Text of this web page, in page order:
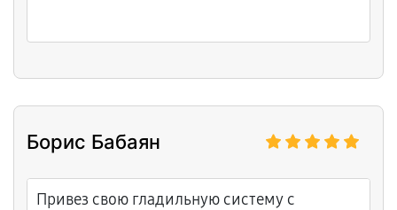
Борис Бабаян
Привез свою гладильную систему с